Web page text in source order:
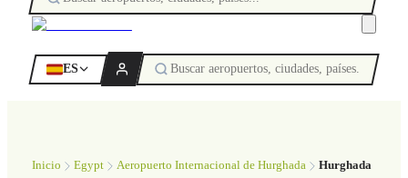
ES
Inicio Egypt Aeropuerto Internacional de Hurghada Hurghada